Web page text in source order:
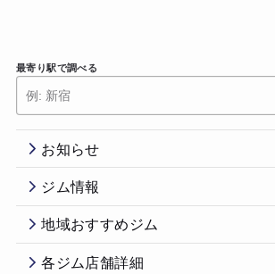
最寄り駅で調べる
お知らせ
ジム情報
地域おすすめジム
各ジム店舗詳細